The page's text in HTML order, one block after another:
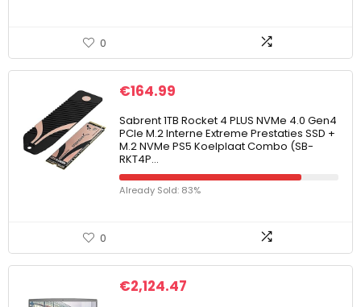
0
€164.99
Sabrent 1TB Rocket 4 PLUS NVMe 4.0 Gen4
PCIe M.2 Interne Extreme Prestaties SSD +
M.2 NVMe PS5 Koelplaat Combo (SB-
RKT4P…
Already Sold: 83%
0
€2,124.47